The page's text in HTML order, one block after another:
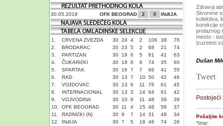
30.05.2018 OFK BEOGRAD 2 0 INđIJA
1. CRVENA ZVEZDA 30 24 4 2 106 38
76
2.
BRODARAC 30 23 5 2 68 21
74
3.
PARTIZAN 30 19 6 5 81 41
63
4.
ČUKARIčKI 30 18 6 6 74 35
60
5.
SPARTAK 30 16 7 7 66 41
55
6.
RAD 30 13 7 10 50 42
46
7.
VOžDOVAC 30 13 6 11 76 61
45
8.
INTERNACIONAL 30 13 3 14 64 61
42
9.
VOJVODINA 30 10 9 11 48 39
39
10.
OFK BEOGRAD 30 11 4 15 48 58
37
11.
RADNIčKI (N) 30 9 7 14 31 48
34
12.
INđIJA 30 7 5 18 46 74
26
Zdravoj
Stvorene
kolektiva,
korekcije
prelaznog
mesto -
izuzetno
Dušan
Tweet
Postojeći
Pošaljite
*Ime: